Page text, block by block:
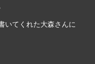
いてくれた大森さんに